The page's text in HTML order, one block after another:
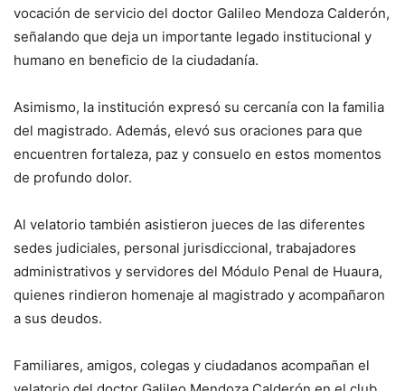
vocación de servicio del doctor Galileo Mendoza Calderón,
señalando que deja un importante legado institucional y
humano en beneficio de la ciudadanía.
Asimismo, la institución expresó su cercanía con la familia
del magistrado. Además, elevó sus oraciones para que
encuentren fortaleza, paz y consuelo en estos momentos
de profundo dolor.
Al velatorio también asistieron jueces de las diferentes
sedes judiciales, personal jurisdiccional, trabajadores
administrativos y servidores del Módulo Penal de Huaura,
quienes rindieron homenaje al magistrado y acompañaron
a sus deudos.
Familiares, amigos, colegas y ciudadanos acompañan el